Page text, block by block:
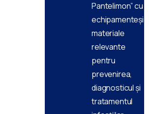
Pantelimon” cu
echipamenteși
materiale
relevante
pentru
prevenirea,
diagnosticul și
tratamentul